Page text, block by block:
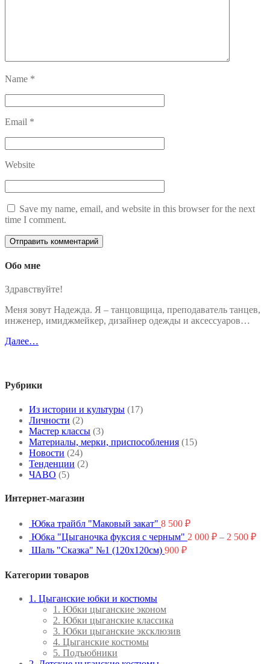
Name *
Email *
Website
Save my name, email, and website in this browser for the next
time I comment.
Обо мне
Здравствуйте!
Меня зовут Надежда. Я – танцовщица, преподаватель танцев,
инженер, имиджмейкер, дизайнер одежды и аксессуаров…
Далее…
Рубрики
Из истории и культуры (17)
Личности (2)
Мастер классы (3)
Материалы, мерки, приспособления (15)
Новости (24)
Тенденции (2)
ЧАВО (5)
Интернет-магазин
Юбка трайбл "Маковый закат" 8 500 ₽
Юбка "Цыганочка фуксия с черным" 2 000 ₽ – 2 500 ₽
Шаль "Сказка" №1 (120x120см) 900 ₽
Категории товаров
1. Цыганские юбки и костюмы
1. Юбки цыганские эконом
2. Юбки цыганские классика
3. Юбки цыганские эксклюзив
4. Цыганские костюмы
5. Подъюбники